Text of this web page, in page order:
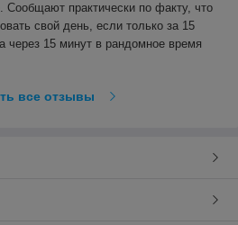
Сообщают практически по факту, что
свой день, если только за 15
через 15 минут в рандомное время
все отзывы